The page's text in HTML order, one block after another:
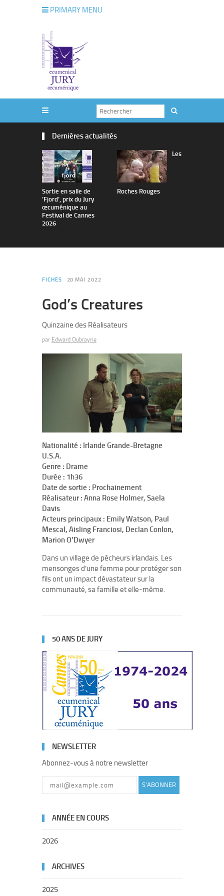
PRIMARY MENU
Dernières actualités
Sortie en salle de
’Fjord’, prix du Jury
œcuménique au
Festival de Cannes
2026
Les
Roches Rouges
FICHES 20 MAI 2022
God’s Creatures
Quinzaine des Réalisateurs
par Edward Oubrayrie
Nationalité : Irlande Grande-Bretagne
U.S.A.
Genre : Drame
Durée : 1h36
Date de sortie : Prochainement
Réalisateur : Anna Rose Holmer, Saela
Davis
Acteurs principaux : Emily Watson, Paul
Mescal, Aisling Franciosi, Declan Conlon,
Marion O’Dwyer
Dans un village de pêcheurs irlandais. Les
mensonges d’une femme pour protéger son
fils ont un impact dévastateur sur la
communauté, sa famille et elle-même.
50 ANS DE JURY
NEWSLETTER
Abonnez-vous à notre newsletter
S'ABONNER
ANNÉE EN COURS
2026
ARCHIVES
2025